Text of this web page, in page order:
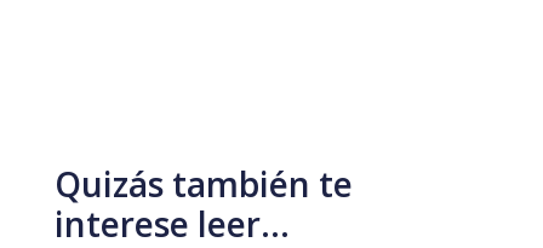
Quizás también te
interese leer…